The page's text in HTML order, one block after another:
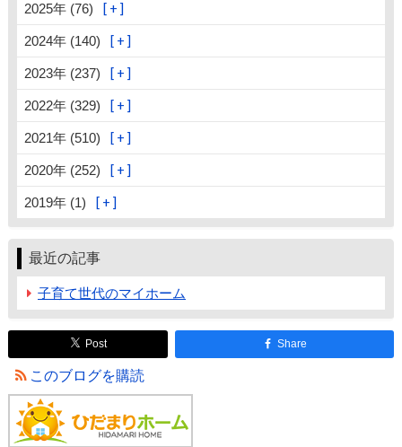
2025年 (76)
2024年 (140)
2023年 (237)
2022年 (329)
2021年 (510)
2020年 (252)
2019年 (1)
最近の記事
子育て世代のマイホーム
Post Share
このブログを購読